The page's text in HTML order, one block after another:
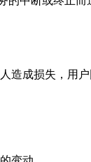
成损失，用